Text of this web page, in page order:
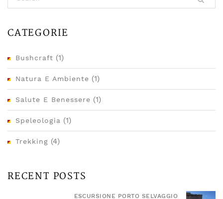
CATEGORIE
Bushcraft (1)
Natura E Ambiente (1)
Salute E Benessere (1)
Speleologia (1)
Trekking (4)
RECENT POSTS
ESCURSIONE PORTO SELVAGGIO